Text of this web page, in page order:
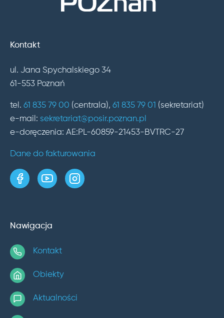
Kontakt
ul. Jana Spychalskiego 34
61-553 Poznań
tel. 61 835 79 00 (centrala), 61 835 79 01 (sekretariat)
e-mail: sekretariat@posir.poznan.pl
e-doręczenia: AE:PL-60859-21453-BVTRC-27
Dane do fakturowania
strona w serwisie Facebook
kanał w serwisie YouTube
profil w serwisie Instagram
Nawigacja
Kontakt
Obiekty
Aktualności